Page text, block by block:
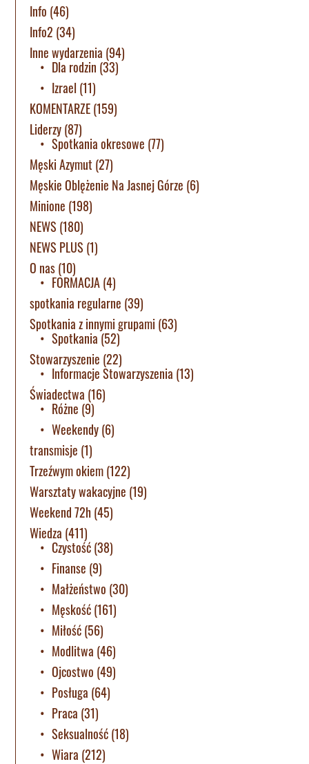
Info (46)
Info2 (34)
Inne wydarzenia (94)
Dla rodzin (33)
Izrael (11)
KOMENTARZE(159)
Liderzy(87)
Spotkania okresowe (77)
Męski Azymut (27)
Męskie Oblężenie Na Jasnej Górze (6)
Minione (198)
NEWS (180)
NEWS PLUS (1)
O nas(10)
FORMACJA(4)
spotkania regularne (39)
Spotkania z innymi grupami (63)
Spotkania (52)
Stowarzyszenie (22)
Informacje Stowarzyszenia (13)
Świadectwa (16)
Różne (9)
Weekendy(6)
transmisje (1)
Trzeźwym okiem(122)
Warsztaty wakacyjne (19)
Weekend 72h(45)
Wiedza (411)
Czystość(38)
Finanse (9)
Małżeństwo (30)
Męskość(161)
Miłość(56)
Modlitwa (46)
Ojcostwo (49)
Posługa (64)
Praca (31)
Seksualność(18)
Wiara (212)